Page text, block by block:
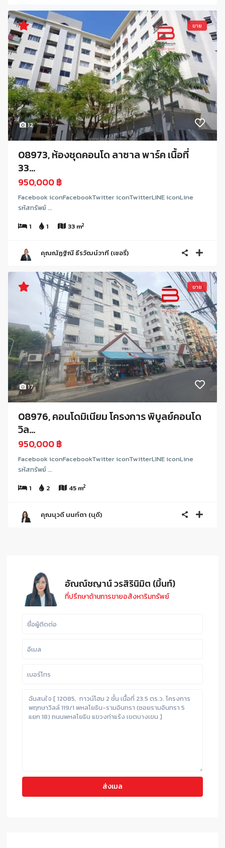
12
ขาย
08973, ห้องชุดคอนโด ลาซาล พาร์ค เนื้อที่
33...
950,000 ฿
Facebook iconFacebookTwitter iconTwitterLINE iconLine
รหัสทรัพย์ ...
1
1 33 m2
คุณณัฏฐิณี ธีรวัฒน์วาที (เชอรี่)
17
ขาย
08976, คอนโดมิเนียม โครงการ พิบูลย์คอนโด
วิล...
950,000 ฿
Facebook iconFacebookTwitter iconTwitterLINE iconLine
รหัสทรัพย์ ...
1
2 45 m2
คุณนุวดี นนท์ตา (นุดี)
อัณณ์ชญาน์ วรสิรินิมิต (มิ้นท์)
ที่ปรึกษาด้านการขายอสังหาริมทรัพย์